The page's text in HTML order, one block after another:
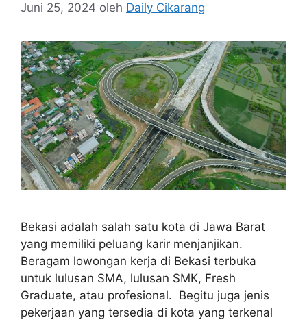
Juni 25, 2024 oleh Daily Cikarang
Bekasi adalah salah satu kota di Jawa Barat
yang memiliki peluang karir menjanjikan.
Beragam lowongan kerja di Bekasi terbuka
untuk lulusan SMA, lulusan SMK, Fresh
Graduate, atau profesional. Begitu juga jenis
pekerjaan yang tersedia di kota yang terkenal